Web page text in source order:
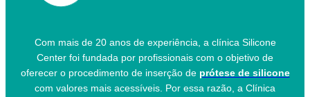
Com mais de 20 anos de experiência, a clínica Silicone
Center foi fundada por profissionais com o objetivo de
oferecer o procedimento de inserção de prótese de silicone
com valores mais acessíveis. Por essa razão, a Clínica